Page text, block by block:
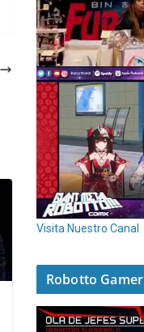
Visita Nuestro Canal
Robotto Gamer